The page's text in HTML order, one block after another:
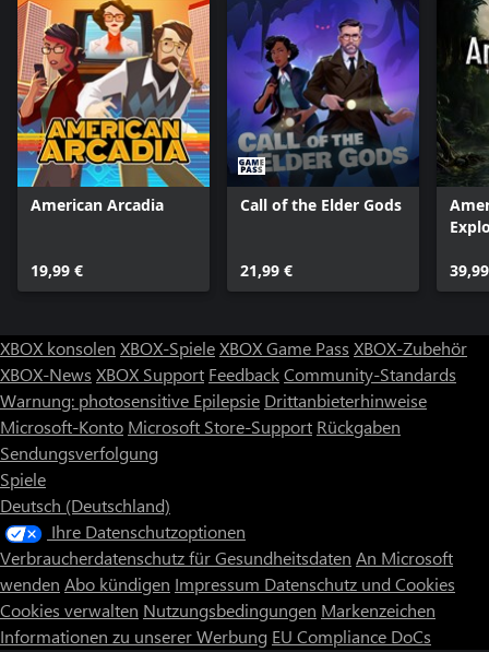
American Arcadia
19,99 €
Call of the Elder Gods
21,99 €
XBOX konsolen XBOX-SpieleXBOX Game Pass XBOX-Zubehör
XBOX-News XBOX Support FeedbackCommunity-Standards
Warnung: photosensitive Epilepsie Drittanbieterhinweise
Microsoft-Konto Microsoft Store-Support Rückgaben
Sendungsverfolgung
Spiele
Deutsch (Deutschland)
Ihre Datenschutzoptionen
Verbraucherdatenschutz für Gesundheitsdaten An Microsoft
wenden Abo kündigen Impressum Datenschutz und Cookies
Cookies verwalten Nutzungsbedingungen Markenzeichen
Informationen zu unserer Werbung EU Compliance DoCs